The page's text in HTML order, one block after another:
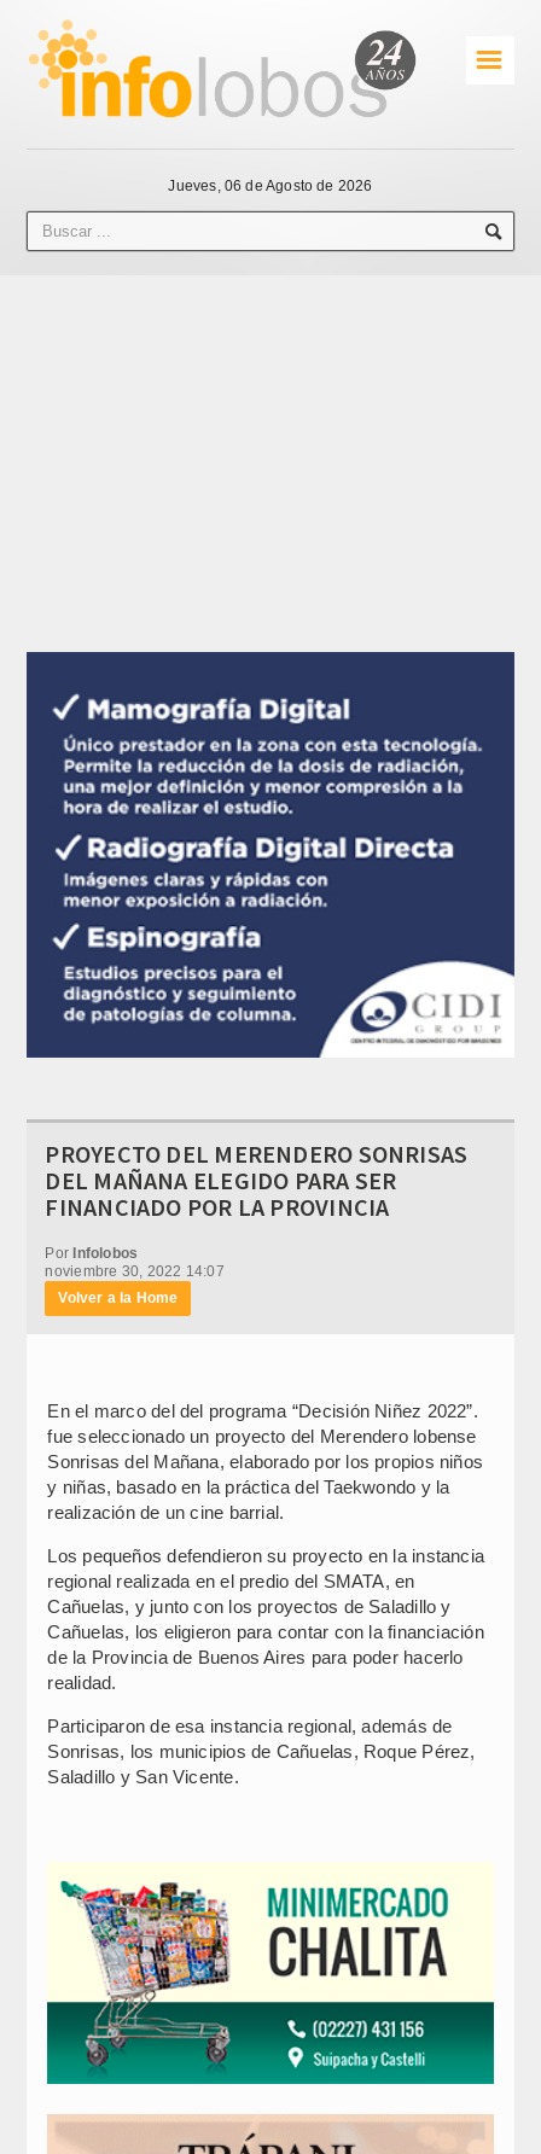
☰
Jueves, 06 de Agosto de 2026
PROYECTO DEL MERENDERO SONRISAS
DEL MAÑANA ELEGIDO PARA SER
FINANCIADO POR LA PROVINCIA
PorInfolobos
noviembre 30, 2022 14:07
Volver a la Home
En el marco del del programa “Decisión Niñez 2022”.
fue seleccionado un proyecto del Merendero lobense
Sonrisas del Mañana, elaborado por los propios niños
y niñas, basado en la práctica del Taekwondo y la
realización de un cine barrial.
Los pequeños defendieron su proyecto en la instancia
regional realizada en el predio del SMATA, en
Cañuelas, y junto con los proyectos de Saladillo y
Cañuelas, los eligieron para contar con la financiación
de la Provincia de Buenos Aires para poder hacerlo
realidad.
Participaron de esa instancia regional, además de
Sonrisas, los municipios de Cañuelas, Roque Pérez,
Saladillo y San Vicente.